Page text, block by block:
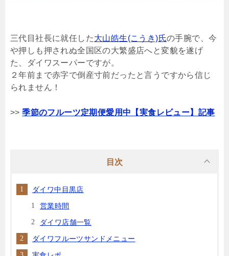
三代目社長に就任した大山皓生(こうき)氏の手腕で、今
や押しも押されぬ全国区の大繁盛店へと変貌を遂げ
た、ダイワスーパーですが。
２年前まで赤字で倒産寸前だったと言うですから信じ
られません！
>> 季節のフルーツ定期便愛用中【実食レビュー】記事
目次
ダイワ中目黒店
営業時間
ダイワ店舗一覧
ダイワフルーツサンドメニュー